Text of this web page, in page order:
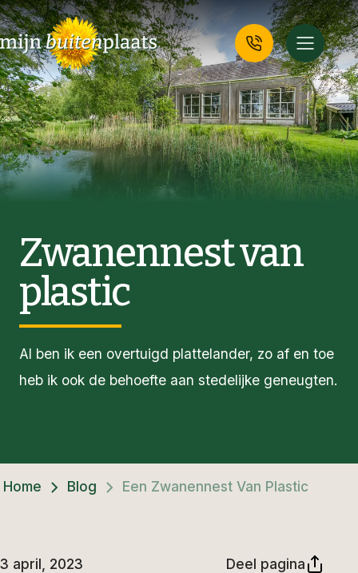
Zwanennest van
plastic
Al ben ik een overtuigd plattelander, zo af en toe
heb ik ook de behoefte aan stedelijke geneugten.
Home Blog Een Zwanennest Van Plastic
3 april, 2023 Deel pagina